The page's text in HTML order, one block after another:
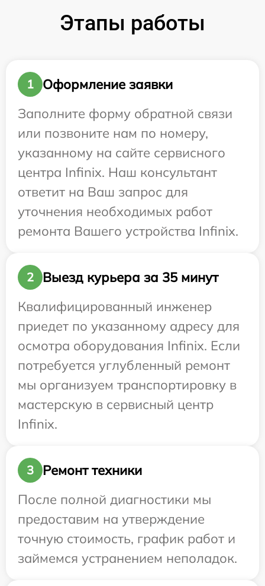
Этапы работы
1
Оформление заявки
Заполните форму обратной связи
или позвоните нам по номеру,
указанному на сайте сервисного
центра Infinix. Наш консультант
ответит на Ваш запрос для
уточнения необходимых работ
ремонта Вашего устройства Infinix.
2
Выезд курьера за 35 минут
Квалифицированный инженер
приедет по указанному адресу для
осмотра оборудования Infinix. Если
потребуется углубленный ремонт
мы организуем транспортировку в
мастерскую в сервисный центр
Infinix.
3
Ремонт техники
После полной диагностики мы
предоставим на утверждение
точную стоимость, график работ и
займемся устранением неполадок.